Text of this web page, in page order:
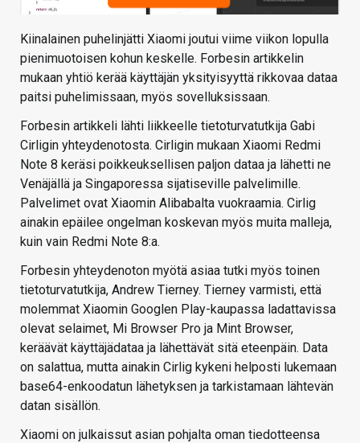
Kiinalainen puhelinjätti Xiaomi joutui viime viikon lopulla
pienimuotoisen kohun keskelle. Forbesin artikkelin
mukaan yhtiö kerää käyttäjän yksityisyyttä rikkovaa dataa
paitsi puhelimissaan, myös sovelluksissaan.
Forbesin artikkeli lähti liikkeelle tietoturvatutkija Gabi
Cirligin yhteydenotosta. Cirligin mukaan Xiaomi Redmi
Note 8 keräsi poikkeuksellisen paljon dataa ja lähetti ne
Venäjällä ja Singaporessa sijatiseville palvelimille.
Palvelimet ovat Xiaomin Alibabalta vuokraamia. Cirlig
ainakin epäilee ongelman koskevan myös muita malleja,
kuin vain Redmi Note 8:a.
Forbesin yhteydenoton myötä asiaa tutki myös toinen
tietoturvatutkija, Andrew Tierney. Tierney varmisti, että
molemmat Xiaomin Googlen Play-kaupassa ladattavissa
olevat selaimet, Mi Browser Pro ja Mint Browser,
keräävät käyttäjädataa ja lähettävät sitä eteenpäin. Data
on salattua, mutta ainakin Cirlig kykeni helposti lukemaan
base64-enkoodatun lähetyksen ja tarkistamaan lähtevän
datan sisällön.
Xiaomi on julkaissut asian pohjalta oman tiedotteensa